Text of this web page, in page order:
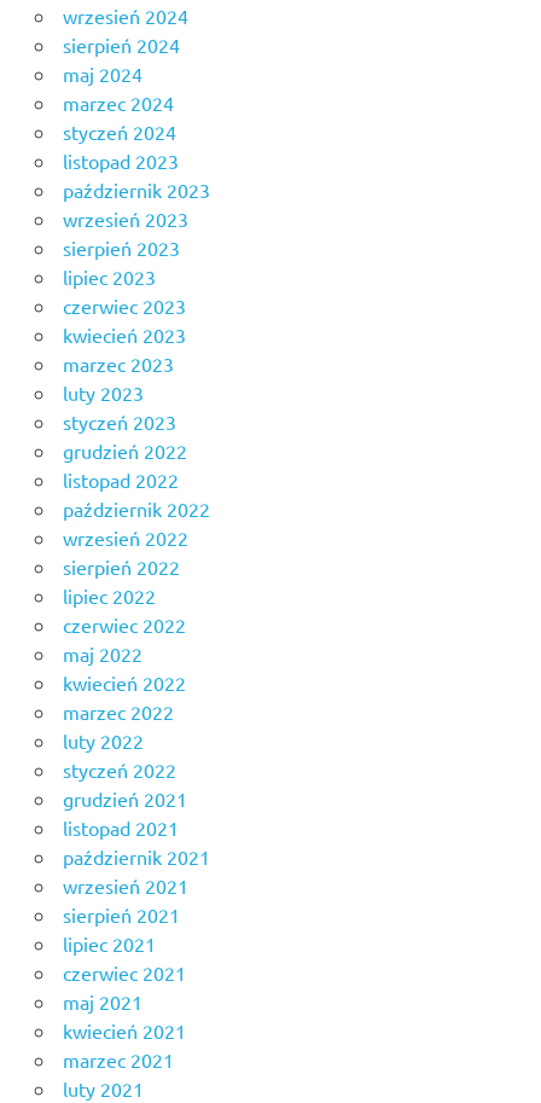
wrzesień 2024
sierpień 2024
maj 2024
marzec 2024
styczeń 2024
listopad 2023
październik 2023
wrzesień 2023
sierpień 2023
lipiec 2023
czerwiec 2023
kwiecień 2023
marzec 2023
luty 2023
styczeń 2023
grudzień 2022
listopad 2022
październik 2022
wrzesień 2022
sierpień 2022
lipiec 2022
czerwiec 2022
maj 2022
kwiecień 2022
marzec 2022
luty 2022
styczeń 2022
grudzień 2021
listopad 2021
październik 2021
wrzesień 2021
sierpień 2021
lipiec 2021
czerwiec 2021
maj 2021
kwiecień 2021
marzec 2021
luty 2021